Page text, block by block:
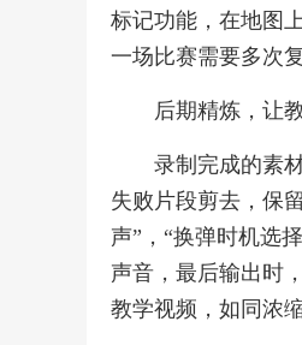
标记功能，在地图
一场比赛需要多次复
后期精炼，让
录制完成的素
失败片段剪去，保
声”，“换弹时机选
声音，最后输出时
教学视频，如同浓